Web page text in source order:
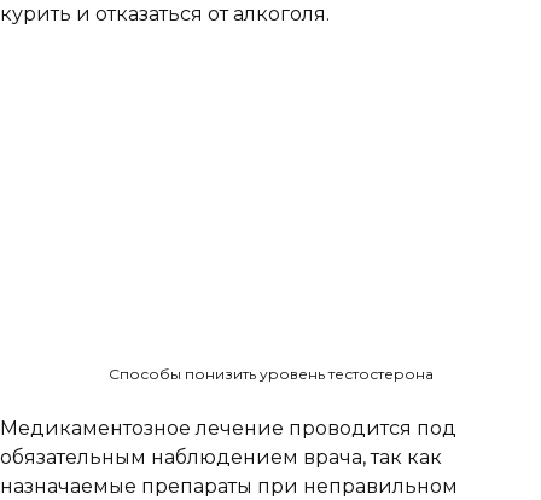
курить и отказаться от алкоголя.
Способы понизить уровень тестостерона
Медикаментозное лечение проводится под
обязательным наблюдением врача, так как
назначаемые препараты при неправильном